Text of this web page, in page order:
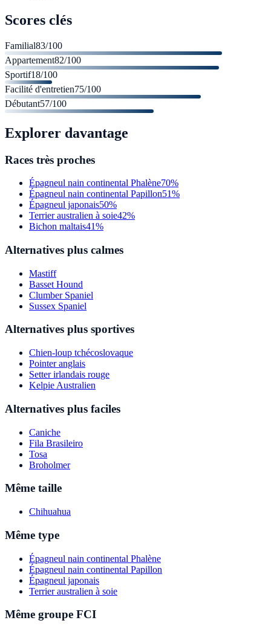
Scores clés
Familial83/100
Appartement82/100
Sportif18/100
Facilité d'entretien75/100
Débutant57/100
Explorer davantage
Races très proches
Épagneul nain continental Phalène70%
Épagneul nain continental Papillon51%
Épagneul japonais50%
Terrier australien à soie42%
Bichon maltais41%
Alternatives plus calmes
Mastiff
Basset Hound
Clumber Spaniel
Sussex Spaniel
Alternatives plus sportives
Chien-loup tchécoslovaque
Pointer anglais
Setter irlandais rouge
Kelpie Australien
Alternatives plus faciles
Caniche
Fila Brasileiro
Tosa
Broholmer
Même taille
Chihuahua
Même type
Épagneul nain continental Phalène
Épagneul nain continental Papillon
Épagneul japonais
Terrier australien à soie
Même groupe FCI